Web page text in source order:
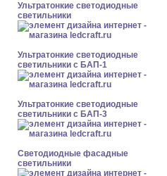
Ультратонкие светодиодные
светильники
Ультратонкие светодиодные
светильники с БАП-1
Ультратонкие светодиодные
светильники с БАП-3
Светодиодные фасадные
светильники